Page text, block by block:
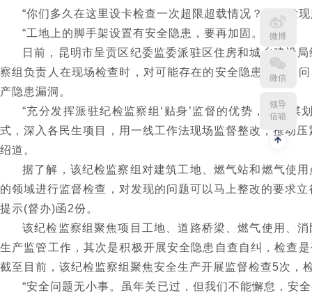
微博
微信
领导
信箱
“你们多久在这里设卡检查一次超限超载情况？检查发
“工地上的脚手架设置有安全隐患，要再加固。”
日前，昆明市呈贡区纪委监委派驻区住房和城乡建设
察组负责人在现场检查时，对可能存在的安全隐患一一询
产隐患漏洞。
“充分发挥派驻纪检监察组‘贴身’监督的优势，靠前
式，深入各民生项目，用一线工作法现场监督整改，推动
绍道。
据了解，该纪检监察组对建筑工地、燃气站和燃气使
的领域进行监督检查，对发现的问题可以马上整改的要求
提示(督办)函2份。
该纪检监察组聚焦项目工地、道路桥梁、燃气使用、
生产监管工作，其次是积极开展安全隐患自查自纠，检查
截至目前，该纪检监察组聚焦安全生产开展监督检查5次，
“安全问题无小事。虽年关已过，但我们不能懈怠，安